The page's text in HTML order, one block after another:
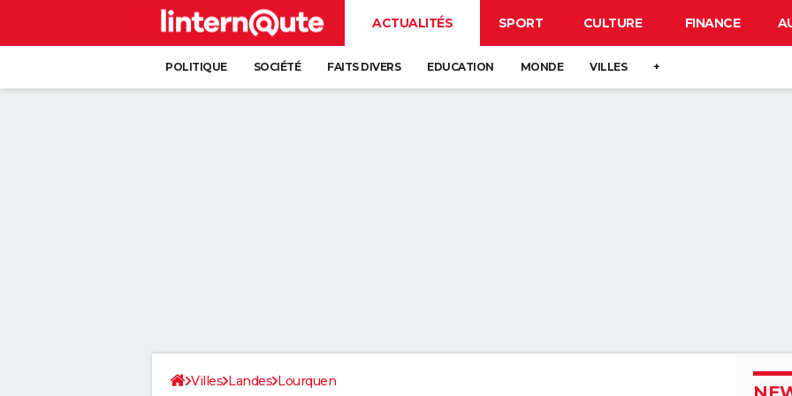
ACTUALITÉS SPORT CULTURE FINANCE
POLITIQUE SOCIÉTÉ FAITS DIVERS EDUCATION MONDE VILLES +
Villes Landes Lourquen